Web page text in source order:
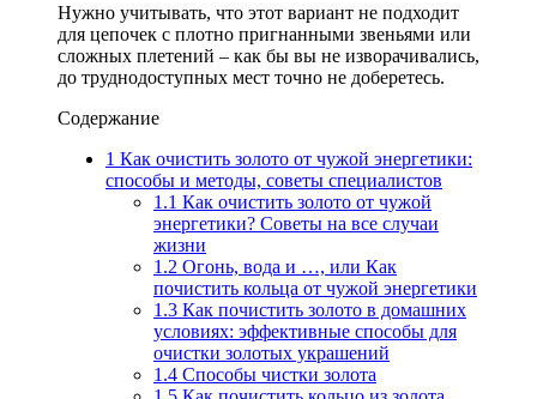
Нужно учитывать, что этот вариант не подходит
для цепочек с плотно пригнанными звеньями или
сложных плетений – как бы вы не изворачивались,
до труднодоступных мест точно не доберетесь.
Содержание
1 Как очистить золото от чужой энергетики:
способы и методы, советы специалистов
1.1 Как очистить золото от чужой
энергетики? Советы на все случаи
жизни
1.2 Огонь, вода и …, или Как
почистить кольца от чужой энергетики
1.3 Как почистить золото в домашних
условиях: эффективные способы для
очистки золотых украшений
1.4 Способы чистки золота